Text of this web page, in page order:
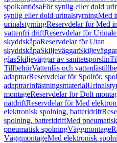
spolkantlösaFör synlig eller dold
synlig eller dold urinalstyrningMed
urinalstyrningReservdelar för Med
vattenfri driftReservdelar för
skyddskåpaReservdelar för Utan
skyddskåpaSkiljeväggar
glasSkiljeväggar av sanitetsporslin
TillbehörVattenlås och
adaptrarReservdelar för Spolrör,
adaptrarInfästningsmaterial
montageReservdelar för Dolt
nätdriftReservdelar för Med
elektronisk spolning, batteridrift
spolning, batteridriftMed
pneumatisk spolningVäggmontage
VäggmontageMed elektronisk